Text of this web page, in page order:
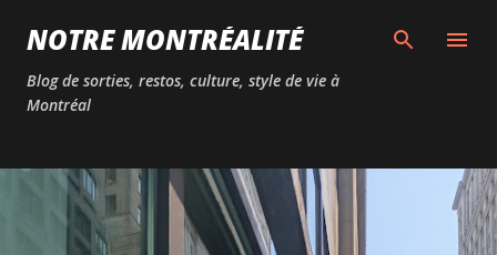
Passer au contenu principal
NOTRE MONTRÉALITÉ
Blog de sorties, restos, culture, style de vie à
Montréal